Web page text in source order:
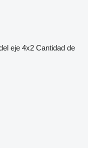
eje 4x2 Cantidad de